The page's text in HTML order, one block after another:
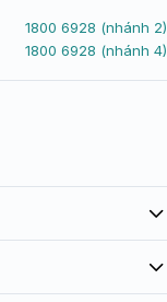
1800 6928 (nhánh 2)
1800 6928 (nhánh 4)